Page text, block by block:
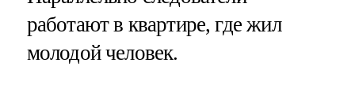
работают в квартире, где жил
молодой человек.